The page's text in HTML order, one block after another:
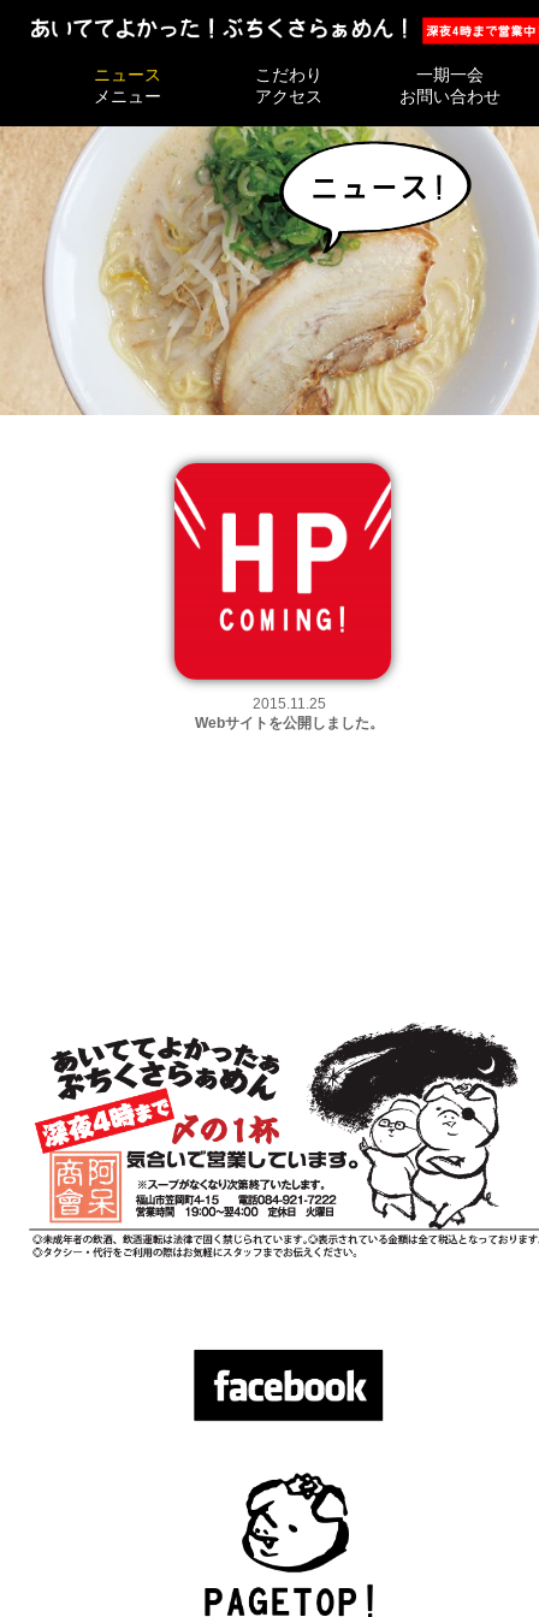
ニュース こだわり
一期一会
メニュー
アクセス お問い合わせ
ニュース こだわり
一期一会
メニュー
アクセス お問い合わせ
2015.11.25
Webサイトを公開しました。